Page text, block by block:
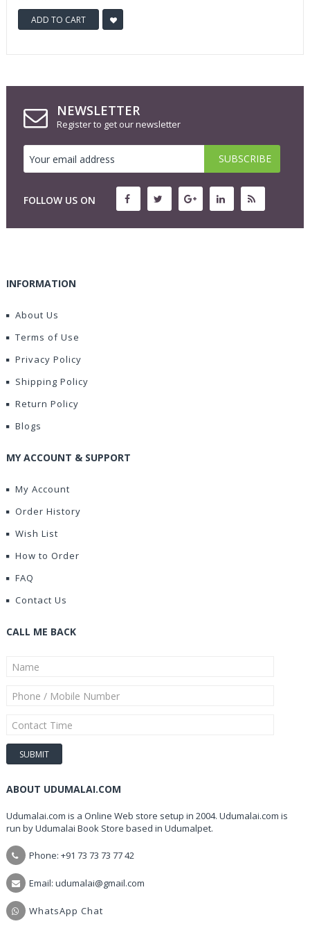
ADD TO CART
NEWSLETTER
Register to get our newsletter
FOLLOW US ON
INFORMATION
About Us
Terms of Use
Privacy Policy
Shipping Policy
Return Policy
Blogs
MY ACCOUNT & SUPPORT
My Account
Order History
Wish List
How to Order
FAQ
Contact Us
CALL ME BACK
ABOUT UDUMALAI.COM
Udumalai.com is a Online Web store setup in 2004. Udumalai.com is
run by Udumalai Book Store based in Udumalpet.
Phone: +91 73 73 73 77 42
Email: udumalai@gmail.com
WhatsApp Chat